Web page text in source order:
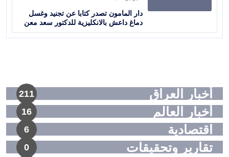
دار المامون تصدر كتابا عن تجنيد وغسل
دماغ داعش بالانكليزية للدكتور سعد معن
أخبار العراق 211
أخبار العالم 16
اقتصادية 6
تقارير وتحقيقات 0